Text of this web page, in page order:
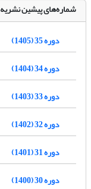
شماره‌های پیشین نشریه
دوره 35 (1405)
دوره 34 (1404)
دوره 33 (1403)
دوره 32 (1402)
دوره 31 (1401)
دوره 30 (1400)